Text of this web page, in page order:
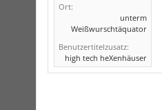
Ort:
unterm
Weißwurschtäquator
Benutzertitelzusatz:
high tech heXenhäuser